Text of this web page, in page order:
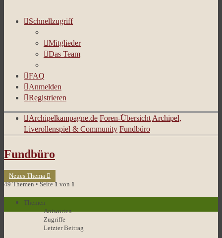
Schnellzugriff
Mitglieder
Das Team
FAQ
Anmelden
Registrieren
Archipelkampagne.de Foren-Übersicht Archipel,
Liverollenspiel & Community Fundbüro
Fundbüro
Neues Thema
49 Themen • Seite 1 von 1
Themen
Antworten
Zugriffe
Letzter Beitrag